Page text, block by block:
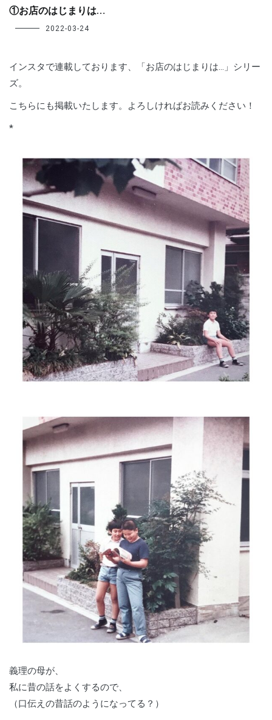
①お店のはじまりは…
2022-03-24
インスタで連載しております、「お店のはじまりは…」シリー
ズ。
こちらにも掲載いたします。よろしければお読みください！
*
義理の母が、
私に昔の話をよくするので、
（口伝えの昔話のようになってる？）